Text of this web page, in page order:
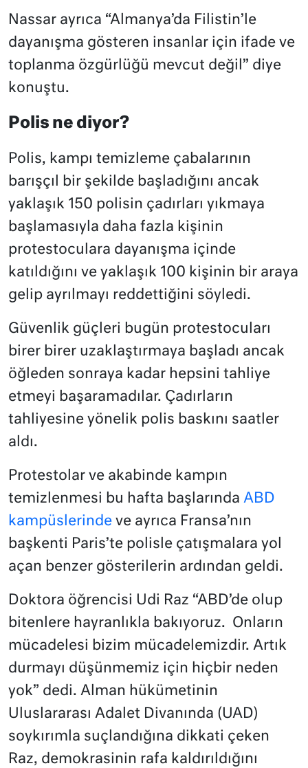
Nassar ayrıca “Almanya’da Filistin’le
dayanışma gösteren insanlar için ifade ve
toplanma özgürlüğü mevcut değil” diye
konuştu.
Polis ne diyor?
Polis, kampı temizleme çabalarının
barışçıl bir şekilde başladığını ancak
yaklaşık 150 polisin çadırları yıkmaya
başlamasıyla daha fazla kişinin
protestoculara dayanışma içinde
katıldığını ve yaklaşık 100 kişinin bir araya
gelip ayrılmayı reddettiğini söyledi.
Güvenlik güçleri bugün protestocuları
birer birer uzaklaştırmaya başladı ancak
öğleden sonraya kadar hepsini tahliye
etmeyi başaramadılar. Çadırların
tahliyesine yönelik polis baskını saatler
aldı.
Protestolar ve akabinde kampın
temizlenmesi bu hafta başlarında ABD
kampüslerinde ve ayrıca Fransa’nın
başkenti Paris’te polisle çatışmalara yol
açan benzer gösterilerin ardından geldi.
Doktora öğrencisi Udi Raz “ABD’de olup
bitenlere hayranlıkla bakıyoruz. Onların
mücadelesi bizim mücadelemizdir. Artık
durmayı düşünmemiz için hiçbir neden
yok” dedi. Alman hükümetinin
Uluslararası Adalet Divanında (UAD)
soykırımla suçlandığına dikkati çeken
Raz, demokrasinin rafa kaldırıldığını